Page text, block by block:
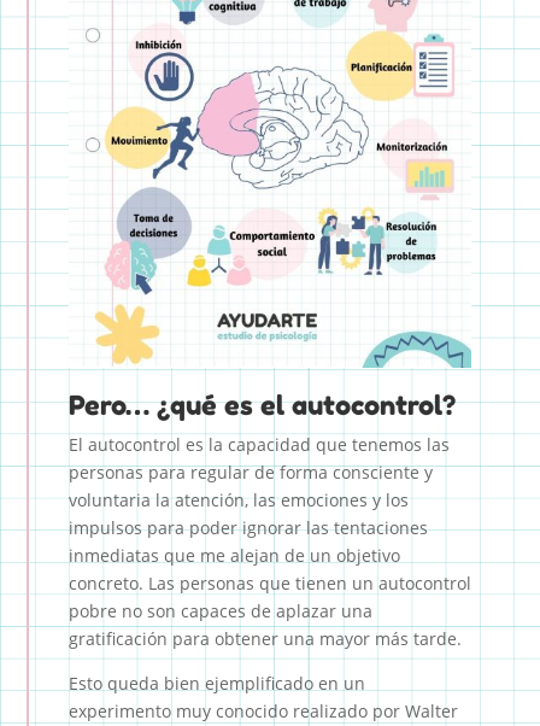
Pero… ¿qué es el autocontrol?
El autocontrol es la capacidad que tenemos las
personas para regular de forma consciente y
voluntaria la atención, las emociones y los
impulsos para poder ignorar las tentaciones
inmediatas que me alejan de un objetivo
concreto. Las personas que tienen un autocontrol
pobre no son capaces de aplazar una
gratificación para obtener una mayor más tarde.
Esto queda bien ejemplificado en un
experimento muy conocido realizado por Walter